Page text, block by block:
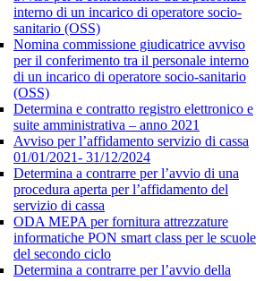
interno di un incarico di operatore socio-
sanitario (OSS)
Nomina commissione giudicatrice avviso
per il conferimento tra il personale interno
di un incarico di operatore socio-sanitario
(OSS)
Determina e contratto registro elettronico e
suite amministrativa – anno 2021
Avviso per l’affidamento servizio di cassa
01/01/2021- 31/12/2024
Determina a contrarre per l’avvio di una
procedura aperta per l’affidamento del
servizio di cassa
ODA MEPA per fornitura attrezzature
informatiche PON smart class per le scuole
del secondo ciclo
Determina a contrarre per l’avvio della